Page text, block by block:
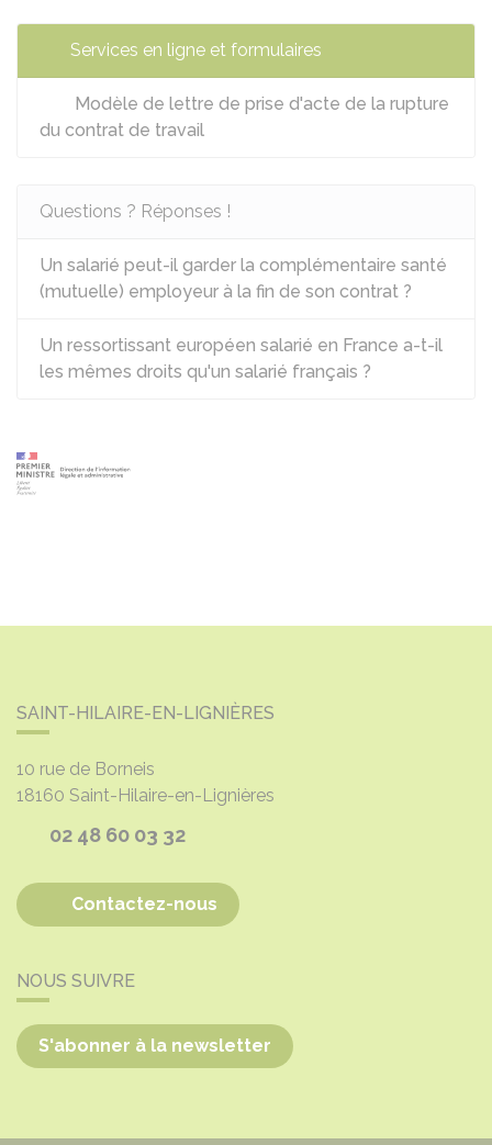
Services en ligne et formulaires
Modèle de lettre de prise d'acte de la rupture
du contrat de travail
Questions ? Réponses !
Un salarié peut-il garder la complémentaire santé
(mutuelle) employeur à la fin de son contrat ?
Un ressortissant européen salarié en France a-t-il
les mêmes droits qu'un salarié français ?
SAINT-HILAIRE-EN-LIGNIÈRES
10 rue de Borneis
18160 Saint-Hilaire-en-Lignières
02 48 60 03 32
Contactez-nous
NOUS SUIVRE
S'abonner à la newsletter